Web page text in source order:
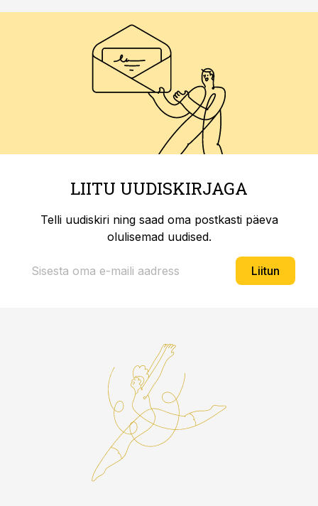
LIITU UUDISKIRJAGA
Telli uudiskiri ning saad oma postkasti päeva
olulisemad uudised.
Liitun